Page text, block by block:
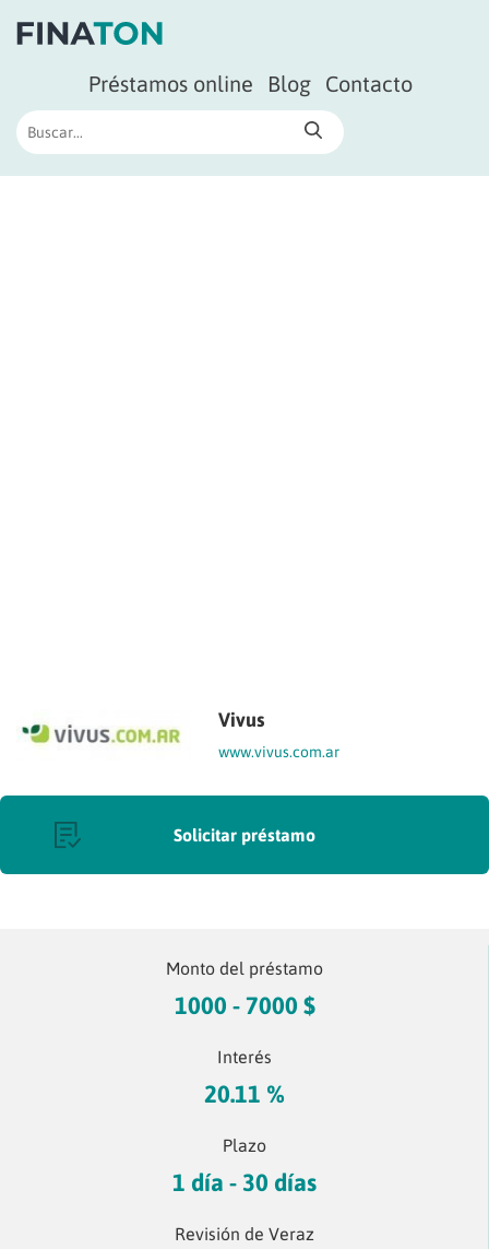
Préstamos online Blog Contacto
Vivus
www.vivus.com.ar
Solicitar préstamo
Monto del préstamo
1000 - 7000 $
Interés
20.11 %
Plazo
1 día - 30 días
Revisión de Veraz